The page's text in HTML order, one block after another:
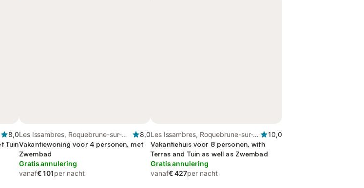
8,0
Tuin
Les Issambres, Roquebrune-sur-
Argens
8,0
Vakantiewoning voor 4 personen, met
Zwembad
Gratis annulering
vanaf€ 101per nacht
Les Issambres, Roquebrune-sur-
Argens
10,0
Vakantiehuis voor 8 personen, with
Terras and Tuin as well as Zwembad
Gratis annulering
vanaf€ 427per nacht